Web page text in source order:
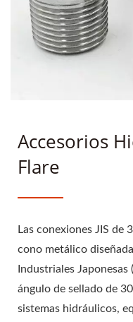
Accesorios
Flare
Las conexiones JIS de
cono metálico
Industriales
ángulo de sellado de
sistemas hidráulicos,